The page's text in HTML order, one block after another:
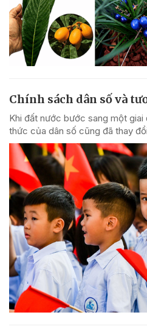
Chính sách dân số và
Khi đất nước bước sang một giai
thức của dân số cũng đã thay